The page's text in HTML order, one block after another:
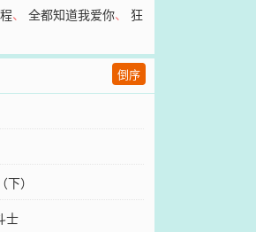
、全都知道我爱你、狂
倒序
）
士